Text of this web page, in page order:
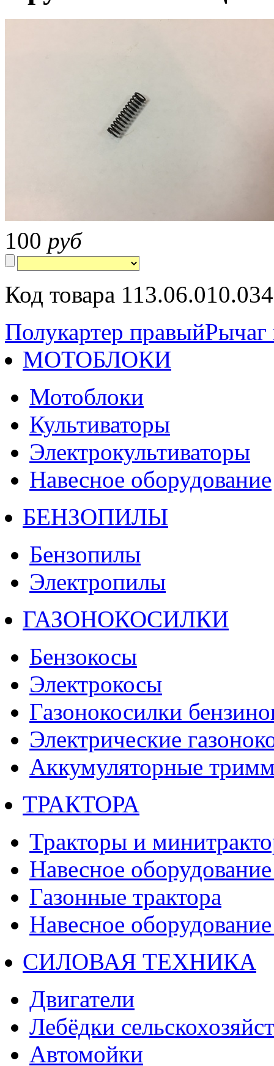
100 руб
Код товара 113.06.010.034
Полукартер правый
МОТОБЛОКИ
Мотоблоки
Культиваторы
Электрокультиваторы
Навесное оборудование
БЕНЗОПИЛЫ
Бензопилы
Электропилы
ГАЗОНОКОСИЛКИ
Бензокосы
Электрокосы
Газонокосилки
Электрические
Аккумуляторные
ТРАКТОРА
Тракторы и
Навесное
Газонные трактора
Навесное
СИЛОВАЯ ТЕХНИКА
Двигатели
Лебёдки
Автомойки